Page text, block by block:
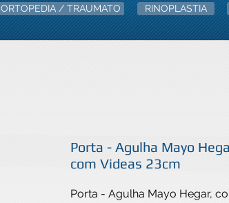
ORTOPEDIA / TRAUMATO RINOPLASTIA
Porta - Agulha Mayo
com Videas 23cm
Porta - Agulha Mayo Hegar,